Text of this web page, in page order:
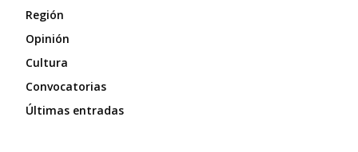
Región
Opinión
Cultura
Convocatorias
Últimas entradas